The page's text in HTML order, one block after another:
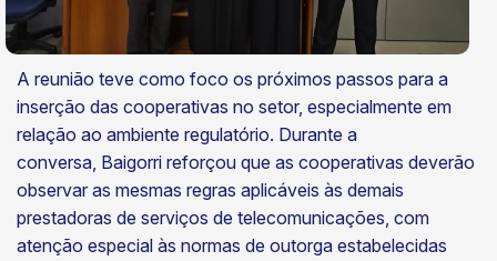
A reunião teve como foco os próximos passos para a
inserção das cooperativas no setor, especialmente em
relação ao ambiente regulatório. Durante a
conversa, Baigorri reforçou que as cooperativas deverão
observar as mesmas regras aplicáveis às demais
prestadoras de serviços de telecomunicações, com
atenção especial às normas de outorga estabelecidas